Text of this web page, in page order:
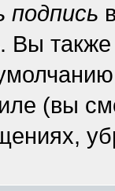
подпись
Вы
(вы